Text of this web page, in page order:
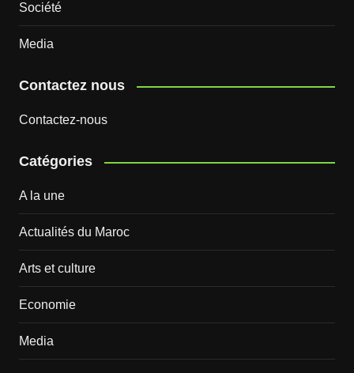
Société
Media
Contactez nous
Contactez-nous
Catégories
A la une
Actualités du Maroc
Arts et culture
Economie
Media